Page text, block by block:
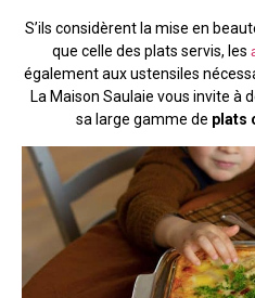
S’ils considèrent la mise en
que celle des plats servis, les
également aux ustensiles
La Maison Saulaie vous invite à
sa large gamme de plats